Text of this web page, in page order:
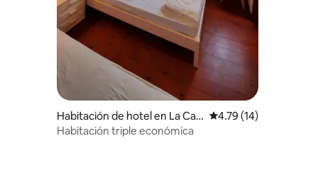
Habitación de hotel en La Can
ea
Calificación promedio:
4.79 (14)
Habitación triple económica